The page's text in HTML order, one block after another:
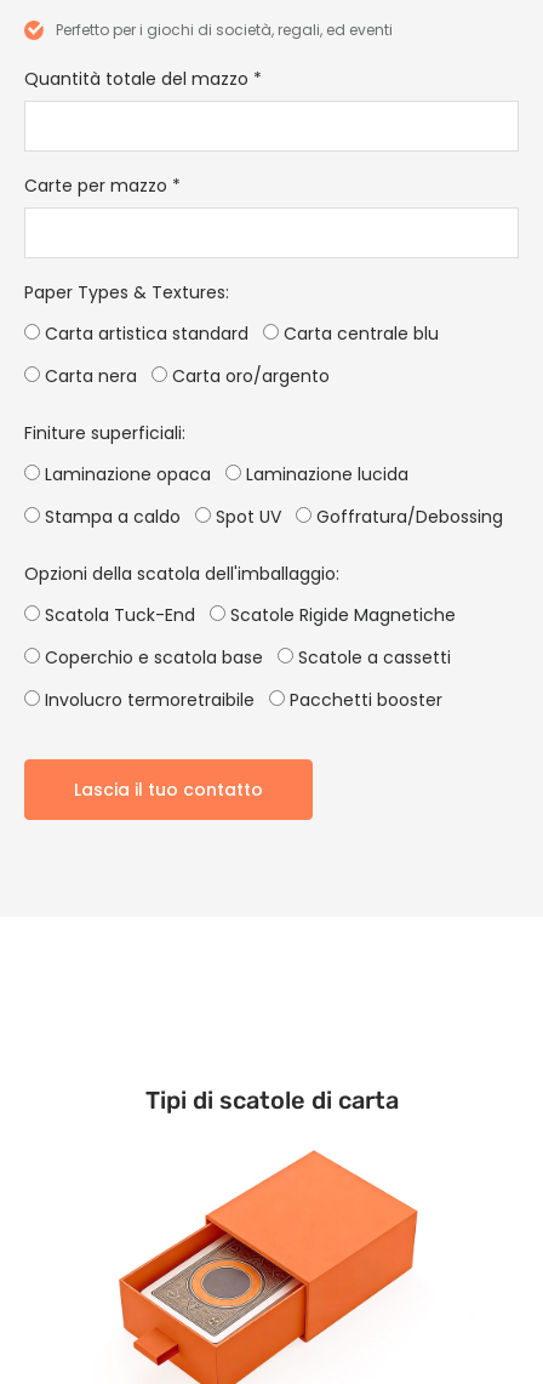
Perfetto per i giochi di società, regali, ed eventi
Quantità totale del mazzo *
Carte per mazzo *
Paper Types & Textures:
Carta artistica standard
Carta centrale blu
Carta nera
Carta oro/argento
Finiture superficiali:
Laminazione opaca
Laminazione lucida
Stampa a caldo
Spot UV Goffratura/Debossing
Opzioni della scatola dell'imballaggio:
Scatola Tuck-End
Scatole Rigide Magnetiche
Coperchio e scatola base
Scatole a cassetti
Involucro termoretraibile
Pacchetti booster
Lascia il tuo contatto
Tipi di scatole di carta